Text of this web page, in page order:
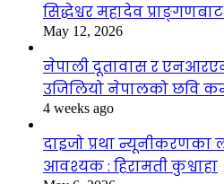
सिद्धेश्वर महादेव
May 12, 2026
नेपाली दूतावास र
उजिलियो नेपालको छवि
4 weeks ago
दाइजो प्रथा
आवश्यक : हिरामती कुश्वाहा